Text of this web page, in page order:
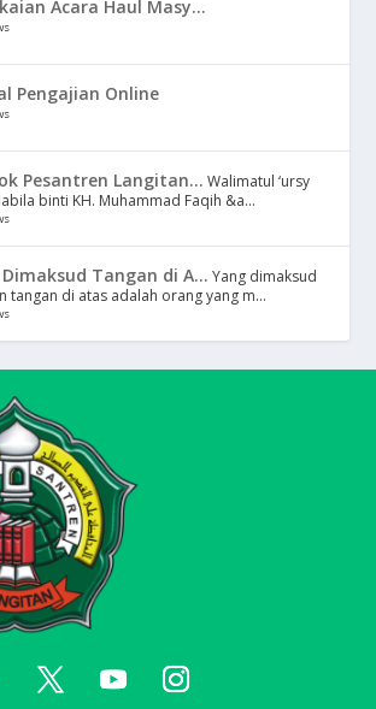
Acara Haul Masy...
Pengajian Online
Pesantren Langitan... Walimatul ‘ursy
binti KH. Muhammad Faqih &a...
Tangan di A... Yang dimaksud
tangan di atas adalah orang yang m...